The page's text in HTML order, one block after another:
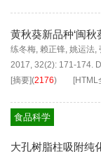
黄秋葵新品种‘闽秋
练冬梅, 赖正锋, 姚运法,
2017, 32(2): 171-174.
[摘要](2176) [HTML
食品科学
大孔树脂柱吸附纯